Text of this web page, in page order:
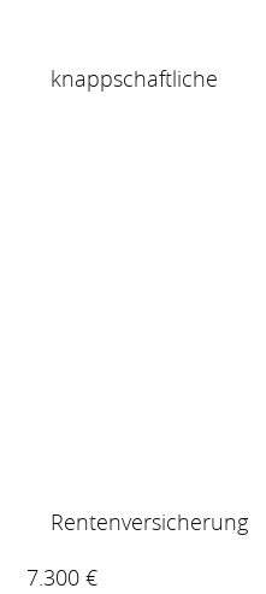
knappschaftliche
Rentenversicherung
7.300 €